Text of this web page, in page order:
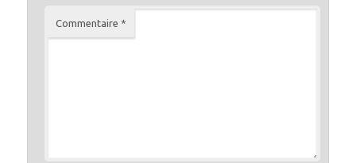
Commentaire *